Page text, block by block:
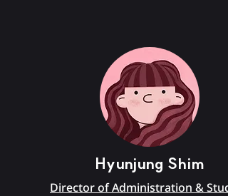
Hyunjung Shim
Director of Administration &